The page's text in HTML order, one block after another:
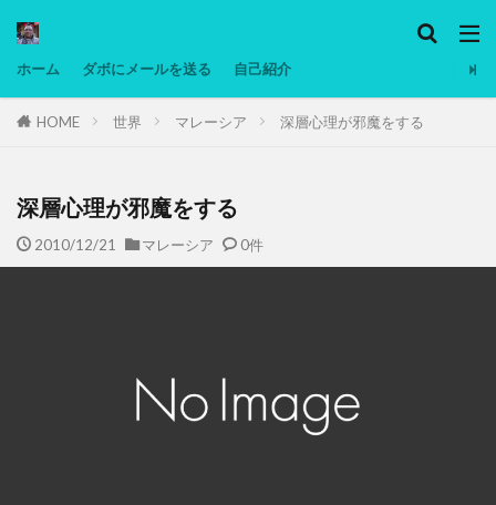
ホーム ダボにメールを送る 自己紹介
HOME 世界 マレーシア 深層心理が邪魔をする
深層心理が邪魔をする
2010/12/21 マレーシア 0件
タグ
マレーシア動画
ヨーグルト
備忘録
動画 日本人村社会 脱水シート